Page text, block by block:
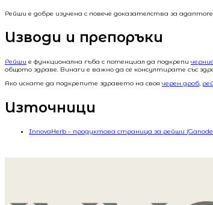
Рейши е добре изучена с повече доказателства за
Изводи и препоръки
Рейши е функционална гъба с потенциал да подкрепи
общото здраве. Винаги е важно да се консултирате със
Ако искате да подкрепите здравето на своя черен дроб,
Източници
InnovaHerb – продуктова страница за рейши